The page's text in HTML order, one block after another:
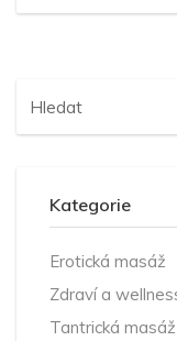
Kategorie
Erotická masáž
Zdraví a
Tantrická masáž